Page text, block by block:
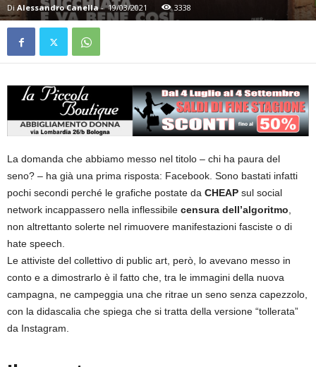
Di Alessandro Canella- 19/03/2021 3338
La domanda che abbiamo messo nel titolo – chi ha paura del
seno? – ha già una prima risposta: Facebook. Sono bastati infatti
pochi secondi perché le grafiche postate da CHEAP sul social
network incappassero nella inflessibile censura dell’algoritmo,
non altrettanto solerte nel rimuovere manifestazioni fasciste o di
hate speech.
Le attiviste del collettivo di public art, però, lo avevano messo in
conto e a dimostrarlo è il fatto che, tra le immagini della nuova
campagna, ne campeggia una che ritrae un seno senza capezzolo,
con la didascalia che spiega che si tratta della versione “tollerata”
da Instagram.